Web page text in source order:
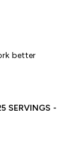
better
SERVINGS -